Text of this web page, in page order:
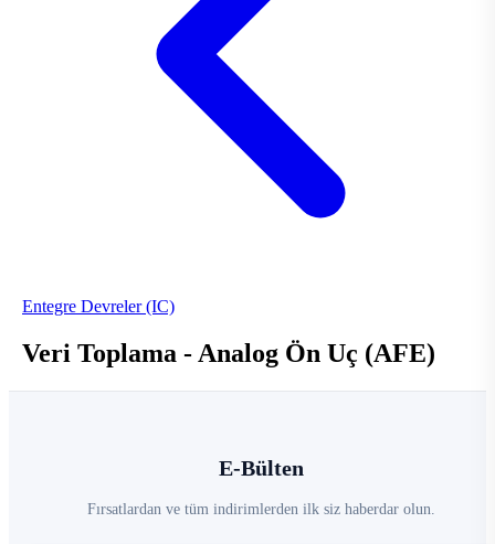
Entegre Devreler (IC)
Veri Toplama - Analog Ön Uç (AFE)
E-Bülten
Fırsatlardan ve tüm indirimlerden ilk siz haberdar olun.